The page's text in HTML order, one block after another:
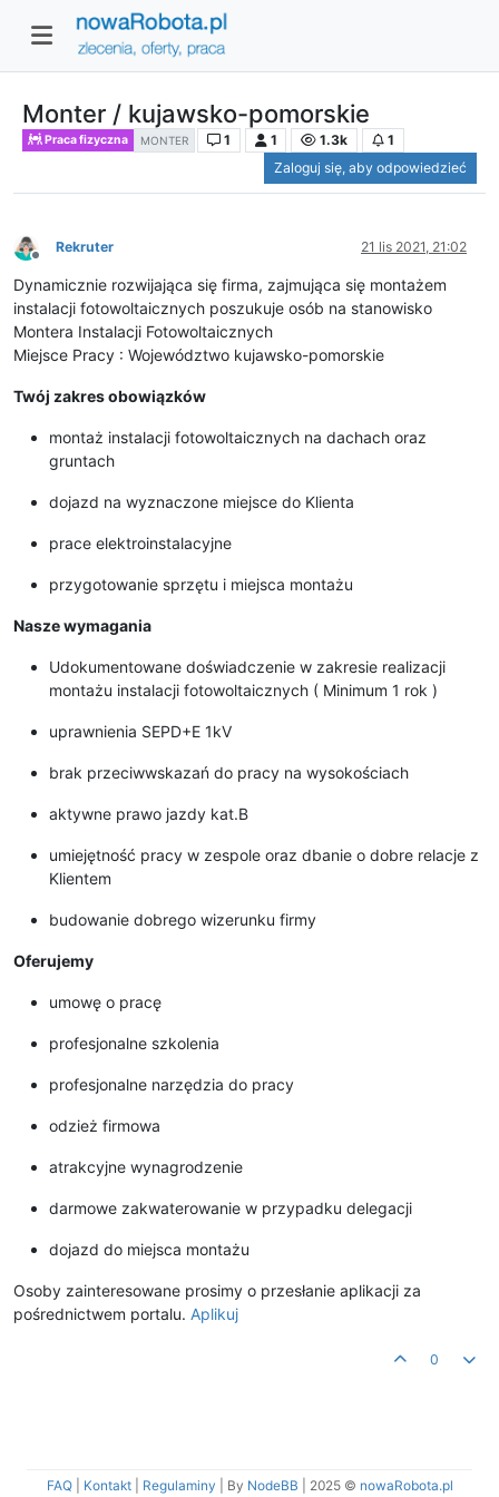
Monter / kujawsko-pomorskie
Praca fizyczna MONTER 1 1 1.3k
1
Zaloguj się, aby odpowiedzieć
Niedostępny
Rekruter 21 lis 2021, 21:02
Dynamicznie rozwijająca się firma, zajmująca się montażem
instalacji fotowoltaicznych poszukuje osób na stanowisko
Montera Instalacji Fotowoltaicznych
Miejsce Pracy : Województwo kujawsko-pomorskie
Twój zakres obowiązków
montaż instalacji fotowoltaicznych na dachach oraz
gruntach
dojazd na wyznaczone miejsce do Klienta
prace elektroinstalacyjne
przygotowanie sprzętu i miejsca montażu
Nasze wymagania
Udokumentowane doświadczenie w zakresie realizacji
montażu instalacji fotowoltaicznych ( Minimum 1 rok )
uprawnienia SEPD+E 1kV
brak przeciwwskazań do pracy na wysokościach
aktywne prawo jazdy kat.B
umiejętność pracy w zespole oraz dbanie o dobre relacje z
Klientem
budowanie dobrego wizerunku firmy
Oferujemy
umowę o pracę
profesjonalne szkolenia
profesjonalne narzędzia do pracy
odzież firmowa
atrakcyjne wynagrodzenie
darmowe zakwaterowanie w przypadku delegacji
dojazd do miejsca montażu
Osoby zainteresowane prosimy o przesłanie aplikacji za
pośrednictwem portalu. Aplikuj
0
FAQ| Kontakt| Regulaminy | By NodeBB 2025 © nowaRobota.pl